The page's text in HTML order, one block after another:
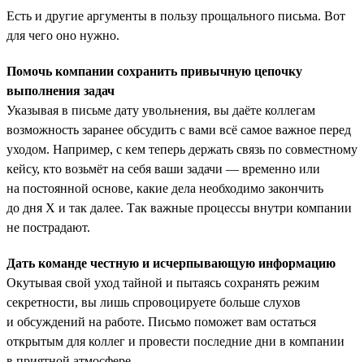
Есть и другие аргументы в пользу прощального письма. Вот
для чего оно нужно.
Помочь компании сохранить привычную цепочку
выполнения задач
Указывая в письме дату увольнения, вы даёте коллегам
возможность заранее обсудить с вами всё самое важное перед
уходом. Например, с кем теперь держать связь по совместному
кейсу, кто возьмёт на себя ваши задачи — временно или
на постоянной основе, какие дела необходимо закончить
до дня Х и так далее. Так важные процессы внутри компании
не пострадают.
Дать команде честную и исчерпывающую информацию
Окутывая свой уход тайной и пытаясь сохранять режим
секретности, вы лишь спровоцируете больше слухов
и обсуждений на работе. Письмо поможет вам остаться
открытым для коллег и провести последние дни в компании